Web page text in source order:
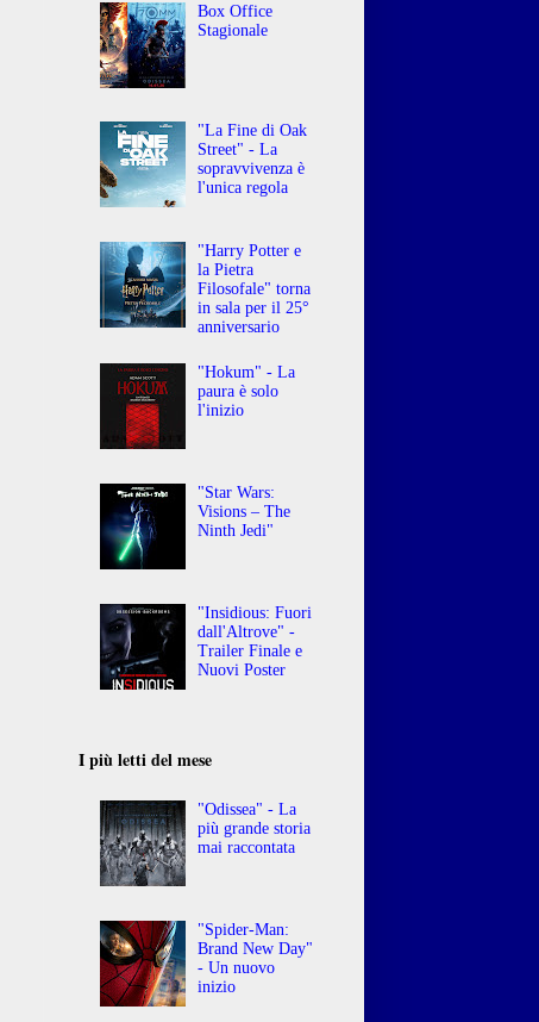
Box Office
Stagionale
"La Fine di Oak
Street" - La
sopravvivenza è
l'unica regola
"Harry Potter e
la Pietra
Filosofale" torna
in sala per il 25°
anniversario
"Hokum" - La
paura è solo
l'inizio
"Star Wars:
Visions – The
Ninth Jedi"
"Insidious: Fuori
dall'Altrove" -
Trailer Finale e
Nuovi Poster
I più letti del mese
"Odissea" - La
più grande storia
mai raccontata
"Spider-Man:
Brand New Day"
- Un nuovo
inizio